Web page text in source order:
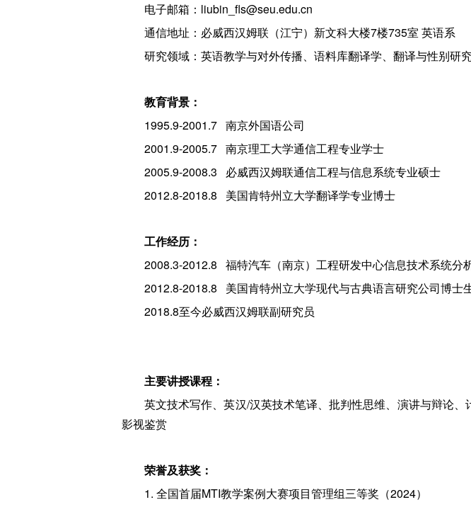
电子邮箱：liubin_fls@seu.edu.cn
通信地址：必威西汉姆联（江宁）新文科大楼7楼735室 英语系
研究领域：英语教学与对外传播、语料库翻译学、翻译与性别研
教育背景：
1995.9-2001.7 南京外国语公司
2001.9-2005.7 南京理工大学通信工程专业学士
2005.9-2008.3 必威西汉姆联通信工程与信息系统专业硕士
2012.8-2018.8 美国肯特州立大学翻译学专业博士
工作经历：
2008.3-2012.8 福特汽车（南京）工程研发中心信息技术系统分
2012.8-2018.8 美国肯特州立大学现代与古典语言研究公司博士
2018.8至今必威西汉姆联副研究员
主要讲授课程：
英文技术写作、英汉/汉英技术笔译、批判性思维、演讲与辩论
影视鉴赏
荣誉及获奖：
1. 全国首届MTI教学案例大赛项目管理组三等奖（2024）